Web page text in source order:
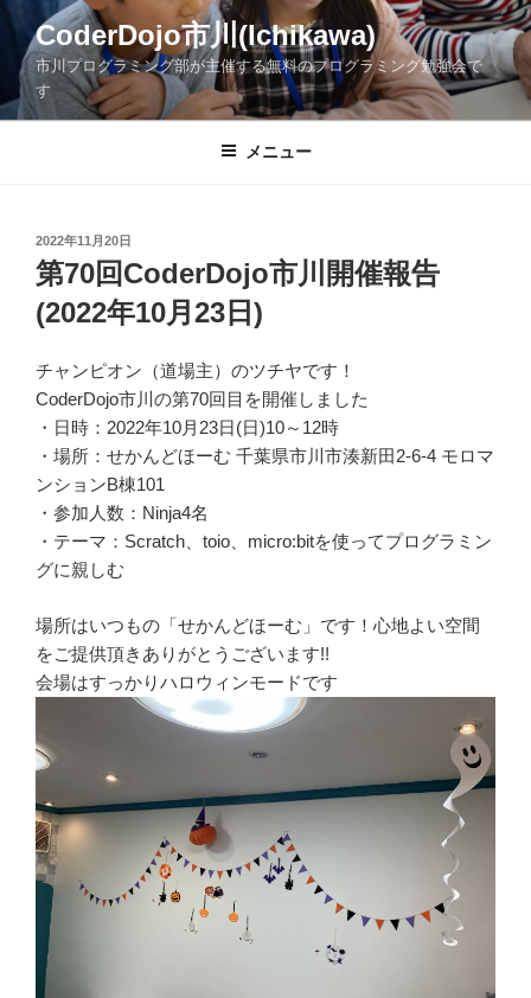
コ
ン
ツ
CoderDojo市川(Ichikawa)
市川プログラミング部が主催する無料のプログラミング勉強会で
す
メニュー
投
稿
日:
2022年11月20日
第70回CoderDojo市川開催報告
(2022年10月23日)
チャンピオン（道場主）のツチヤです！
CoderDojo市川の第70回目を開催しました
・日時：2022年10月23日(日)10～12時
・場所：せかんどほーむ 千葉県市川市湊新田2-6-4 モロマ
ンションB棟101
・参加人数：Ninja4名
・テーマ：Scratch、toio、micro:bitを使ってプログラミン
グに親しむ
場所はいつもの「せかんどほーむ」です！心地よい空間
をご提供頂きありがとうございます!!
会場はすっかりハロウィンモードです